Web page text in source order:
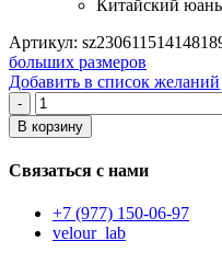
Китайский
Артикул:
больших размеров
Добавить в список желаний
Количество
товара
платье
размеров
В корзину
Связаться с нами
+7 (977) 150-06-97
velour_lab